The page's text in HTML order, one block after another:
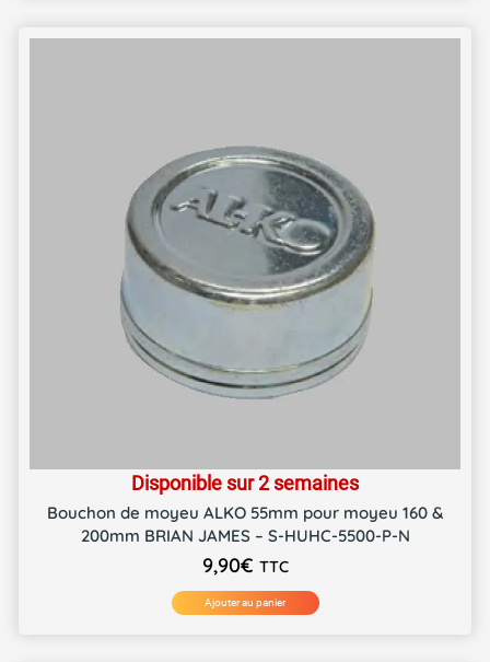
Disponible sur 2 semaines
Bouchon de moyeu ALKO 55mm pour moyeu 160 &
200mm BRIAN JAMES – S-HUHC-5500-P-N
9,90€ TTC
Ajouter au panier